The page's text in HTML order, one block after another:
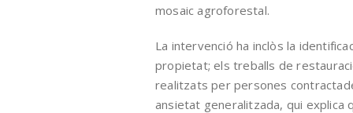
mosaic agroforestal.
La intervenció ha inclòs la
propietat; els treballs de
realitzats per persones
ansietat generalitzada, qui explica